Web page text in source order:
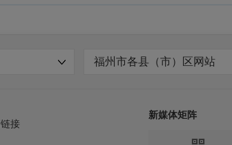
福州市各县（市）区网站
接
新媒体矩阵